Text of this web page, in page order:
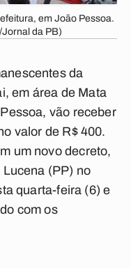
em João Pessoa.
da PB)
da
em área de Mata
vão receber
valor de R$ 400.
um novo decreto,
(PP) no
quarta-feira (6) e
com os